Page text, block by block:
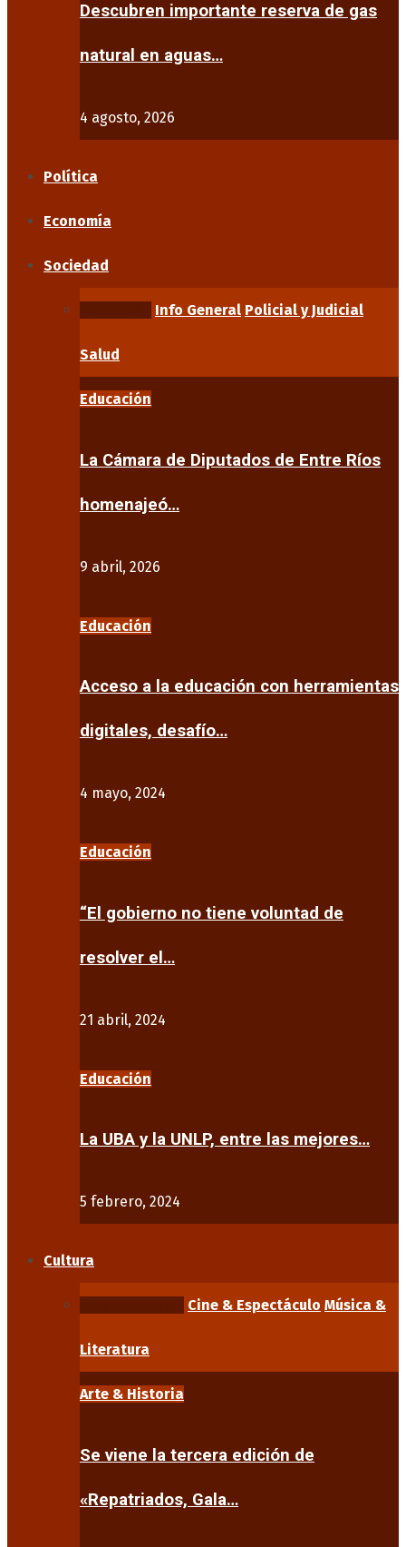
Descubren importante reserva de gas
natural en aguas…
4 agosto, 2026
Política
Economía
Sociedad
Info General Policial y Judicial
Salud
Educación
La Cámara de Diputados de Entre Ríos
homenajeó…
9 abril, 2026
Educación
Acceso a la educación con herramientas
digitales, desafío…
4 mayo, 2024
Educación
“El gobierno no tiene voluntad de
resolver el…
21 abril, 2024
Educación
La UBA y la UNLP, entre las mejores…
5 febrero, 2024
Cultura
Cine & Espectáculo Música &
Literatura
Arte & Historia
Se viene la tercera edición de
«Repatriados, Gala…